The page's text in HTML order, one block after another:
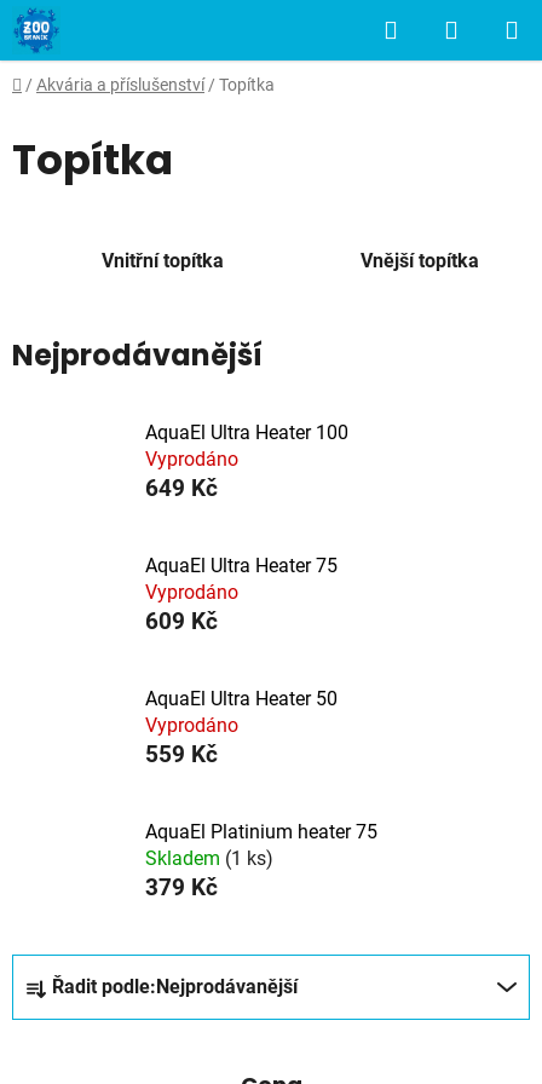
Přejít
na
obsah
Hledat
KOŠÍK
Domů
/ Akvária a příslušenství / Topítka
Topítka
Vnitřní topítka Vnější topítka
Nejprodávanější
AquaEl Ultra Heater 100
Vyprodáno
649 Kč
AquaEl Ultra Heater 75
Vyprodáno
609 Kč
AquaEl Ultra Heater 50
Vyprodáno
559 Kč
AquaEl Platinium heater 75
Skladem (1 ks)
379 Kč
Ř
a
z
Řadit podle: Nejprodávanější